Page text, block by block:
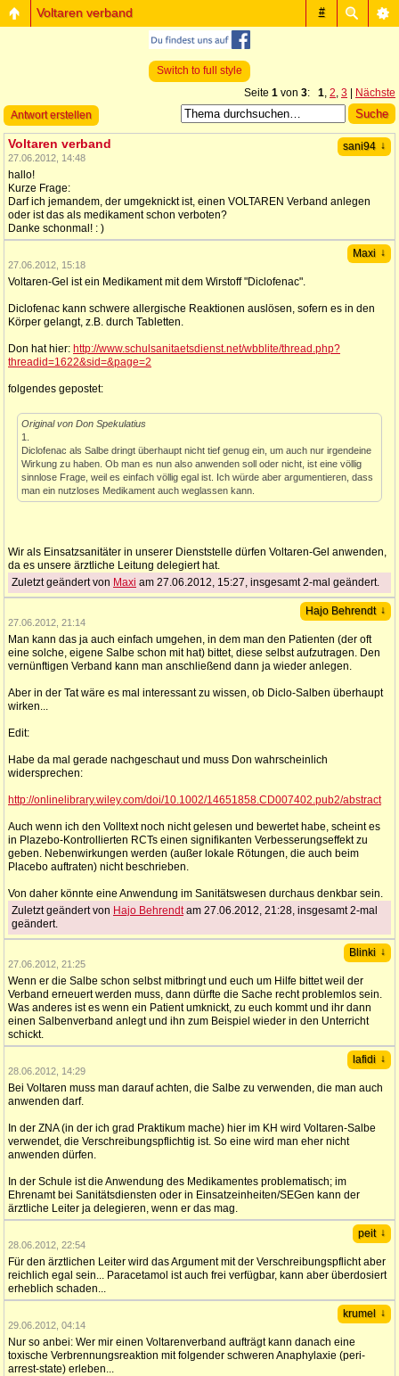
#
Voltaren verband
Switch to full style
Seite 1 von 3: 1, 2, 3
Nächste
Antwort erstellen
sani94 ↓
Voltaren verband
27.06.2012, 14:48
hallo!
Kurze Frage:
Darf ich jemandem, der umgeknickt ist, einen VOLTAREN Verband anlegen
oder ist das als medikament schon verboten?
Danke schonmal! : )
Maxi ↓
27.06.2012, 15:18
Voltaren-Gel ist ein Medikament mit dem Wirstoff "Diclofenac".
Diclofenac kann schwere allergische Reaktionen auslösen, sofern es in den
Körper gelangt, z.B. durch Tabletten.
Don hat hier: http://www.schulsanitaetsdienst.net/wbblite/thread.php?
threadid=1622&sid=&page=2
folgendes gepostet:
Original von Don Spekulatius
1.
Diclofenac als Salbe dringt überhaupt nicht tief genug ein, um auch nur irgendeine
Wirkung zu haben. Ob man es nun also anwenden soll oder nicht, ist eine völlig
sinnlose Frage, weil es einfach völlig egal ist. Ich würde aber argumentieren, dass
man ein nutzloses Medikament auch weglassen kann.
Wir als Einsatzsanitäter in unserer Dienststelle dürfen Voltaren-Gel anwenden,
da es unsere ärztliche Leitung delegiert hat.
Zuletzt geändert von Maxi am 27.06.2012, 15:27, insgesamt 2-mal geändert.
Hajo Behrendt ↓
27.06.2012, 21:14
Man kann das ja auch einfach umgehen, in dem man den Patienten (der oft
eine solche, eigene Salbe schon mit hat) bittet, diese selbst aufzutragen. Den
vernünftigen Verband kann man anschließend dann ja wieder anlegen.
Aber in der Tat wäre es mal interessant zu wissen, ob Diclo-Salben überhaupt
wirken...
Edit:
Habe da mal gerade nachgeschaut und muss Don wahrscheinlich
widersprechen:
http://onlinelibrary.wiley.com/doi/10.1002/14651858.CD007402.pub2/abstract
Auch wenn ich den Volltext noch nicht gelesen und bewertet habe, scheint es
in Plazebo-Kontrollierten RCTs einen signifikanten Verbesserungseffekt zu
geben. Nebenwirkungen werden (außer lokale Rötungen, die auch beim
Placebo auftraten) nicht beschrieben.
Von daher könnte eine Anwendung im Sanitätswesen durchaus denkbar sein.
Zuletzt geändert von Hajo Behrendtam 27.06.2012, 21:28, insgesamt 2-mal
geändert.
Blinki ↓
27.06.2012, 21:25
Wenn er die Salbe schon selbst mitbringt und euch um Hilfe bittet weil der
Verband erneuert werden muss, dann dürfte die Sache recht problemlos sein.
Was anderes ist es wenn ein Patient umknickt, zu euch kommt und ihr dann
einen Salbenverband anlegt und ihn zum Beispiel wieder in den Unterricht
schickt.
lafidi ↓
28.06.2012, 14:29
Bei Voltaren muss man darauf achten, die Salbe zu verwenden, die man auch
anwenden darf.
In der ZNA (in der ich grad Praktikum mache) hier im KH wird Voltaren-Salbe
verwendet, die Verschreibungspflichtig ist. So eine wird man eher nicht
anwenden dürfen.
In der Schule ist die Anwendung des Medikamentes problematisch; im
Ehrenamt bei Sanitätsdiensten oder in Einsatzeinheiten/SEGen kann der
ärztliche Leiter ja delegieren, wenn er das mag.
peit ↓
28.06.2012, 22:54
Für den ärztlichen Leiter wird das Argument mit der Verschreibungspflicht aber
reichlich egal sein... Paracetamol ist auch frei verfügbar, kann aber überdosiert
erheblich schaden...
krumel ↓
29.06.2012, 04:14
Nur so anbei: Wer mir einen Voltarenverband aufträgt kann danach eine
toxische Verbrennungsreaktion mit folgender schweren Anaphylaxie (peri-
arrest-state) erleben...